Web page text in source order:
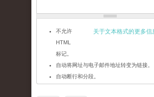
关于文本格式的更多信
不允许
HTML
标记。
自动将网址与电子邮件地址转变为链接。
自动断行和分段。